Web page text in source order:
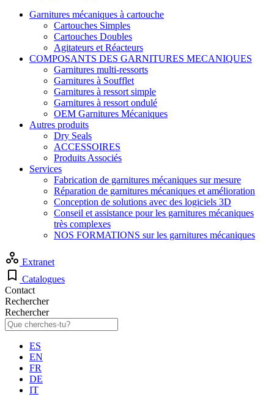
Garnitures mécaniques à cartouche
Cartouches Simples
Cartouches Doubles
Agitateurs et Réacteurs
COMPOSANTS DES GARNITURES MECANIQUES
Garnitures multi-ressorts
Garnitures à Soufflet
Garnitures à ressort simple
Garnitures à ressort ondulé
OEM Garnitures Mécaniques
Autres produits
Dry Seals
ACCESSOIRES
Produits Associés
Services
Fabrication de garnitures mécaniques sur mesure
Réparation de garnitures mécaniques et amélioration
Conception de solutions avec des logiciels 3D
Conseil et assistance pour les garnitures mécaniques
très complexes
NOS FORMATIONS sur les garnitures mécaniques
Extranet
Catalogues
Contact
Rechercher
Rechercher
ES
EN
FR
DE
IT